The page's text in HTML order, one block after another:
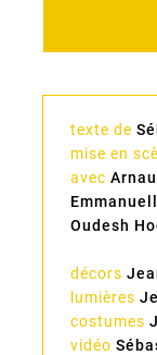
texte de
mise en
avec
Oudesh
décors
lumières
costumes
vidéo